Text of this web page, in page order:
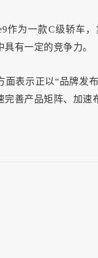
作为一款C级轿车
有一定的竞争力。
面表示正以“品牌发
完善产品矩阵、加速